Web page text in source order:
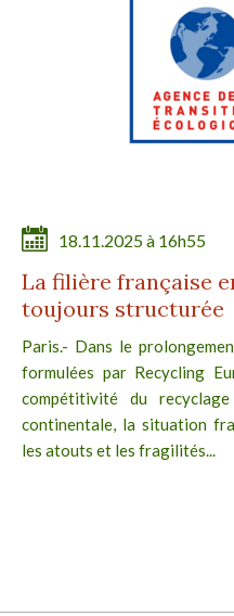
18.11.2025 à 16h55
La filière française
toujours structurée
Paris.- Dans le
formulées par Recycling
compétitivité du
continentale, la situation
les atouts et les fragilités...